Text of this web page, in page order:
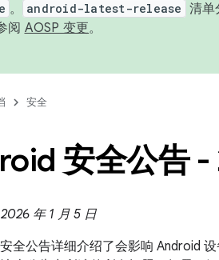
。 android-latest-release 清单
阅 AOSP 变更。
安全
安全公告 -
年 1 月 5 日
全公告详细介绍了会影响 Android